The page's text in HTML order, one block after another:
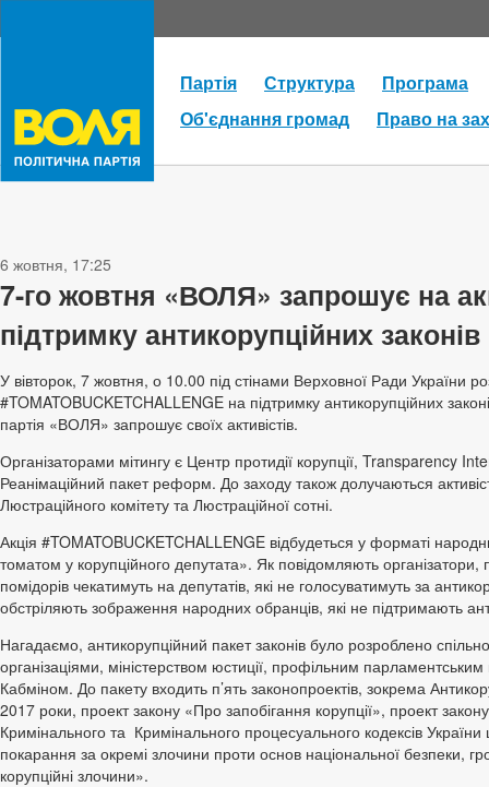
Партія Структура
Програма
Об'єднання громад
Право на
6 жовтня, 17:25
7-го жовтня «ВОЛЯ» запрошує на
підтримку антикорупційних законів
У вівторок, 7 жовтня, о 10.00 під стінами Верховної Ради України
#TOMATOBUCKETCHALLENGE на підтримку антикорупційних
партія «ВОЛЯ» запрошує своїх активістів.
Організаторами мітингу є Центр протидії корупції, Transparency
Реанімаційний пакет реформ. До заходу також долучаються
Люстраційного комітету та Люстраційної сотні.
Акція #TOMATOBUCKETCHALLENGE відбудеться у форматі
томатом у корупційного депутата». Як повідомляють організатори,
помідорів чекатимуть на депутатів, які не голосуватимуть за
обстріляють зображення народних обранців, які не підтримають
Нагадаємо, антикорупційний пакет законів було розроблено
організаціями, міністерством юстиції, профільним парламентським
Кабміном. До пакету входить п’ять законопроектів, зокрема
2017 роки, проект закону «Про запобігання корупції», проект
Кримінального та Кримінального процесуального кодексів України
покарання за окремі злочини проти основ національної безпеки,
корупційні злочини».